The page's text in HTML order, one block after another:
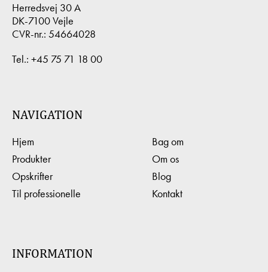
Herredsvej 30 A
DK-7100 Vejle
CVR-nr.: 54664028
Tel.: +45 75 71 18 00
NAVIGATION
Hjem
Produkter
Opskrifter
Til professionelle
Bag om
Om os
Blog
Kontakt
INFORMATION